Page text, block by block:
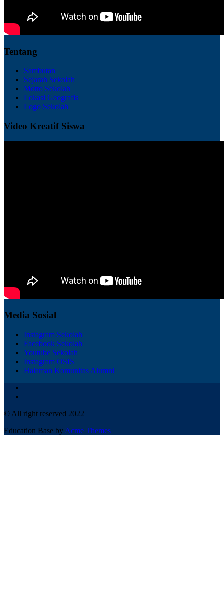
Tentang
Sambutan
Sejarah Sekolah
Motto Sekolah
Lokasi Geografis
Logo Sekolah
Video Kreatif Siswa
Media Sosial
Instagram Sekolah
Facebook Sekolah
Youtube Sekolah
Instagram OSIS
Halaman Komunitas Alumni
© All right reserved 2022
Education Base by Acme Themes